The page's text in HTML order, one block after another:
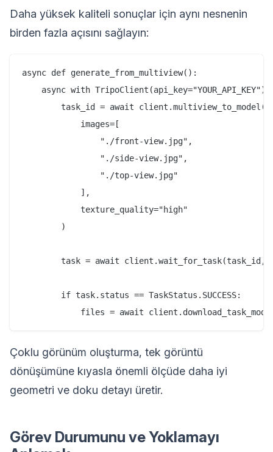
Daha yüksek kaliteli sonuçlar için aynı nesnenin
birden fazla açısını sağlayın:
async def generate_from_multiview():
async with TripoClient(api_key="YOUR_API_KEY")
        task_id = await client.multiview_to_model(
            images=[
                "./front-view.jpg",
                "./side-view.jpg",
                "./top-view.jpg"
            ],
            texture_quality="high"
        )
task = await client.wait_for_task(task_id,
        if task.status == TaskStatus.SUCCESS:
Çoklu görünüm oluşturma, tek görüntü
dönüşümüne kıyasla önemli ölçüde daha iyi
geometri ve doku detayı üretir.
Görev Durumunu ve Yoklamayı